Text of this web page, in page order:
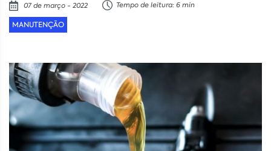
07 de março - 2022 Tempo de leitura: 6 min
MANUTENÇÃO